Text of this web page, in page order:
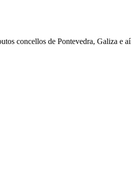
concellos de Pontevedra, Galiza e